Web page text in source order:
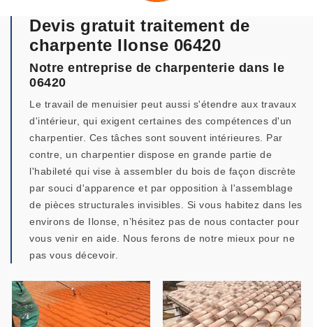
Devis gratuit traitement de
charpente Ilonse 06420
Notre entreprise de charpenterie dans le
06420
Le travail de menuisier peut aussi s'étendre aux travaux
d'intérieur, qui exigent certaines des compétences d'un
charpentier. Ces tâches sont souvent intérieures. Par
contre, un charpentier dispose en grande partie de
l'habileté qui vise à assembler du bois de façon discrète
par souci d'apparence et par opposition à l'assemblage
de pièces structurales invisibles. Si vous habitez dans les
environs de Ilonse, n’hésitez pas de nous contacter pour
vous venir en aide. Nous ferons de notre mieux pour ne
pas vous décevoir.